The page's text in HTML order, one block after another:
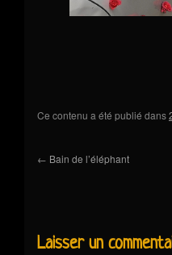
Ce contenu a été publié dans
← Bain de l’éléphant
Laisser un